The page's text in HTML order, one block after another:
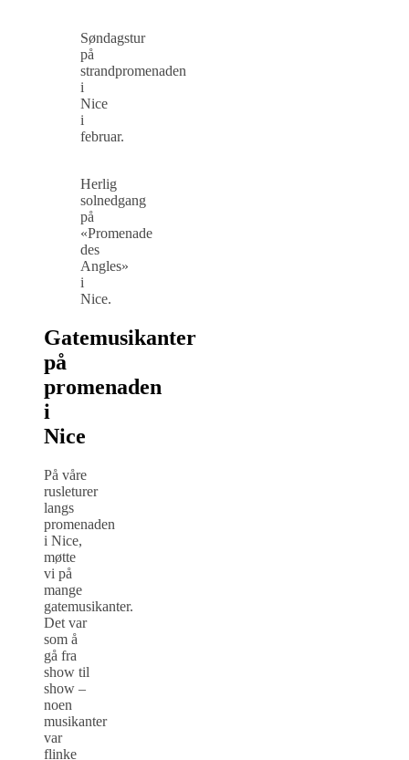
Søndagstur
på
strandpromenaden
i
Nice
i
februar.
Herlig
solnedgang
på
«Promenade
des
Angles»
i
Nice.
Gatemusikanter
på
promenaden
i
Nice
På våre
rusleturer
langs
promenaden
i Nice,
møtte
vi på
mange
gatemusikanter.
Det var
som å
gå fra
show til
show –
noen
musikanter
var
flinke